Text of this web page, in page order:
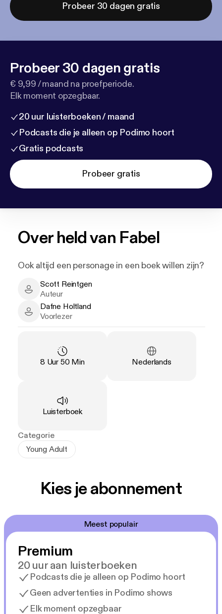
Probeer 30 dagen gratis
Probeer 30 dagen gratis
€ 9,99 / maand na proefperiode.
Elk moment opzegbaar.
20 uur luisterboeken / maand
Podcasts die je alleen op Podimo hoort
Gratis podcasts
Probeer gratis
Over held van Fabel
Ook altijd een personage in een boek willen zijn?
Scott Reintgen - Author
Scott Reintgen
Auteur
Dafne Holtland - Narrator
Dafne Holtland
Voorlezer
Duur:
8 Uur 50 Min Taal:
Nederlands
Type:
Luisterboek
Categorie
Young Adult
Kies je abonnement
Meest populair
Premium
20 uur aan luisterboeken
Podcasts die je alleen op Podimo hoort
Geen advertenties in Podimo shows
Elk moment opzegbaar